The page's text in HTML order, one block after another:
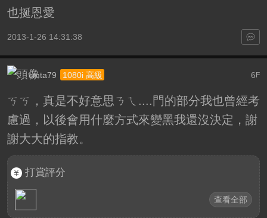
也挻恩愛
2013-1-26 14:31:38
6F
cmta79 1080i 高級
ㄎㄎ，真是不好意思ㄋㄟ....門的部分我也曾經考
慮過，以後會用什麼方式來變黑我還沒決定，謝
謝大大的指教。
打賞評分
查看全部